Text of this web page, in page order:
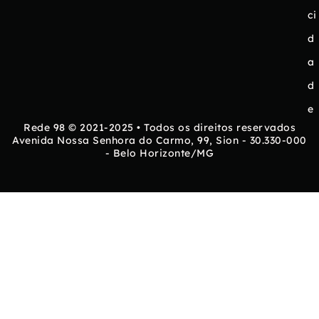
ci
d
a
d
e
Rede 98 © 2021-2025 • Todos os direitos reservados
Avenida Nossa Senhora do Carmo, 99, Sion - 30.330-000
- Belo Horizonte/MG